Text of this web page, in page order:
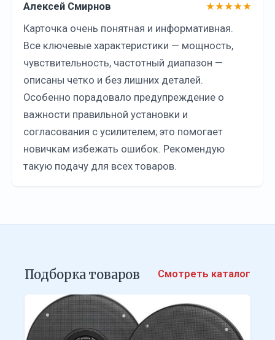
Алексей Смирнов
★★★★★
Карточка очень понятная и информативная.
Все ключевые характеристики — мощность,
чувствительность, частотный диапазон —
описаны четко и без лишних деталей.
Особенно порадовало предупреждение о
важности правильной установки и
согласования с усилителем; это помогает
новичкам избежать ошибок. Рекомендую
такую подачу для всех товаров.
Подборка товаров Смотреть каталог